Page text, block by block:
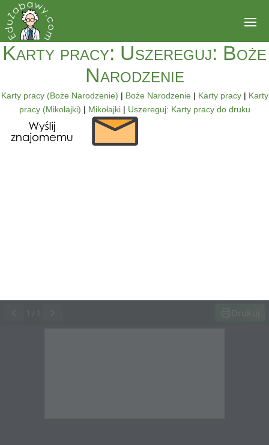
Karty pracy: Uszereguj: Boże
Narodzenie
Karty pracy (Boże Narodzenie) | Boże Narodzenie| Karty pracy| Karty
pracy (Mikołajki) | Mikołajki| Uszereguj: Karty pracy do druku